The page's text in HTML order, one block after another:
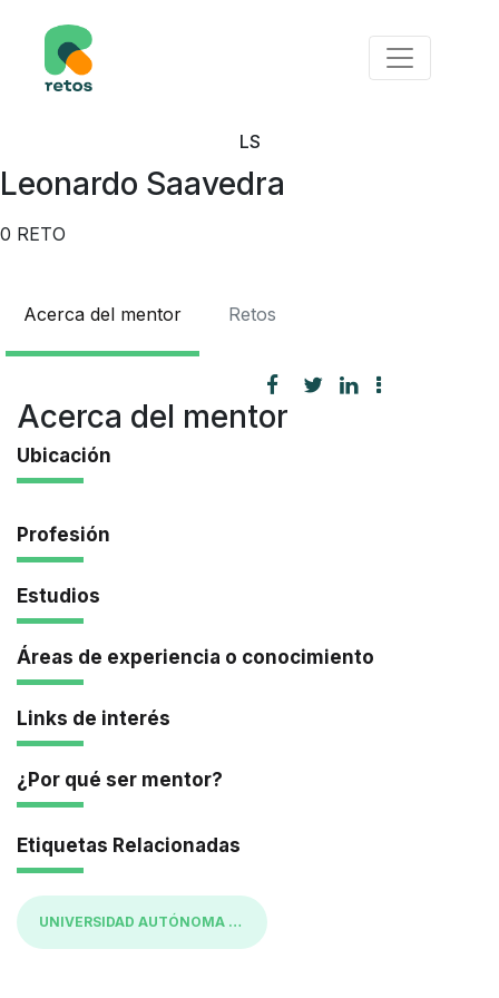
LS
Leonardo Saavedra
0 RETO
Acerca del mentor Retos
Acerca del mentor
Ubicación
Profesión
Estudios
Áreas de experiencia o conocimiento
Links de interés
¿Por qué ser mentor?
Etiquetas Relacionadas
UNIVERSIDAD AUTÓNOMA DE OCCIDENTE